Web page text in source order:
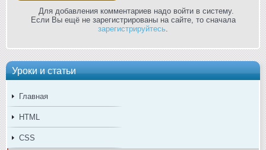
Уроки и статьи
Главная
HTML
CSS
Для добавления комментариев надо войти в систему.
Если Вы ещё не зарегистрированы на сайте, то сначала
зарегистрируйтесь